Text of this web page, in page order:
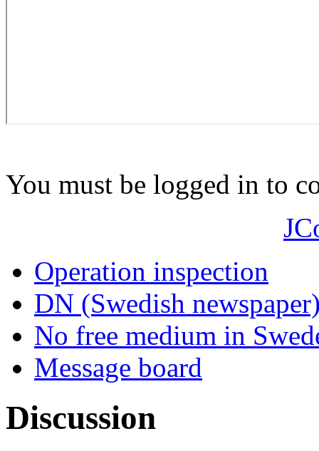
You must be logged in to
Operation inspection
DN (Swedish
No free medium in
Message board
Discussion